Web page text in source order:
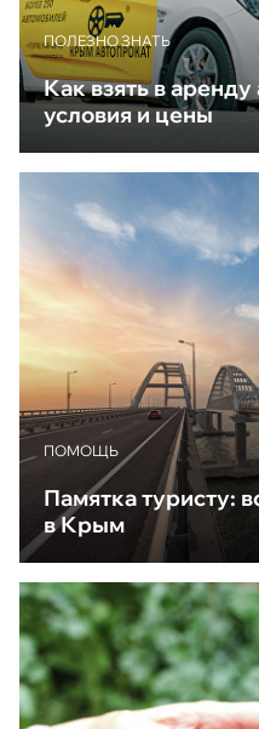
ПОЛЕЗНО ЗНАТЬ
Как взять в
условия и цены
ПОМОЩЬ
Памятка туристу:
в Крым